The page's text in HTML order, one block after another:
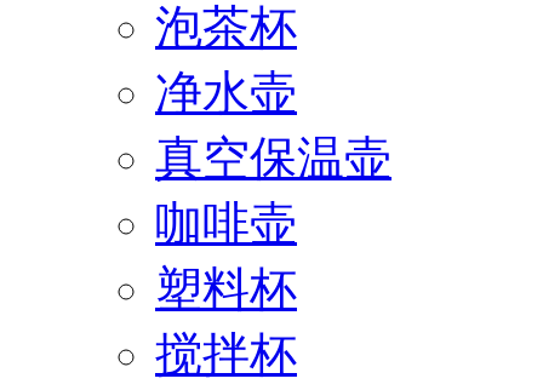
泡茶杯
净水壶
真空保温壶
咖啡壶
塑料杯
搅拌杯